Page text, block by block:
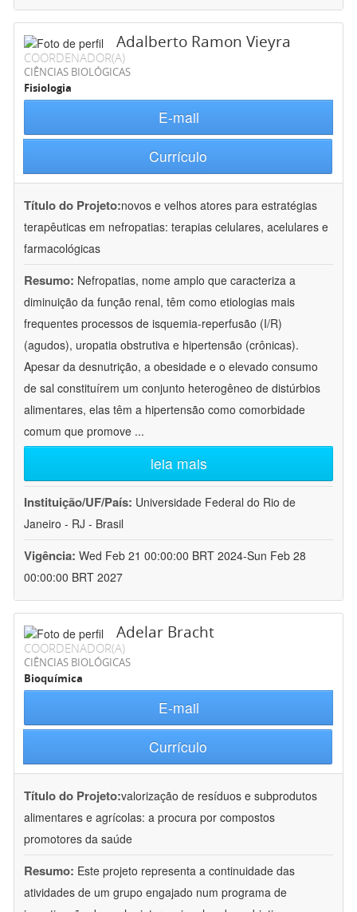
Adalberto Ramon Vieyra
COORDENADOR(A)
CIÊNCIAS BIOLÓGICAS
Fisiologia
E-mail
Currículo
Título do Projeto:novos e velhos atores para estratégias
terapêuticas em nefropatias: terapias celulares, acelulares e
farmacológicas
Resumo: Nefropatias, nome amplo que caracteriza a
diminuição da função renal, têm como etiologias mais
frequentes processos de isquemia-reperfusão (I/R)
(agudos), uropatia obstrutiva e hipertensão (crônicas).
Apesar da desnutrição, a obesidade e o elevado consumo
de sal constituírem um conjunto heterogêneo de distúrbios
alimentares, elas têm a hipertensão como comorbidade
comum que promove ...
leia mais
Instituição/UF/País: Universidade Federal do Rio de
Janeiro - RJ - Brasil
Vigência: Wed Feb 21 00:00:00 BRT 2024-Sun Feb 28
00:00:00 BRT 2027
Adelar Bracht
COORDENADOR(A)
CIÊNCIAS BIOLÓGICAS
Bioquímica
E-mail
Currículo
Título do Projeto:valorização de resíduos e subprodutos
alimentares e agrícolas: a procura por compostos
promotores da saúde
Resumo: Este projeto representa a continuidade das
atividades de um grupo engajado num programa de